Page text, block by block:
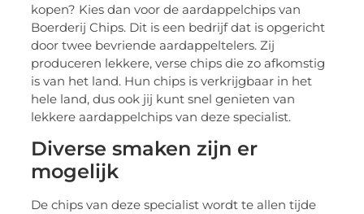
kopen? Kies dan voor de aardappelchips van
Boerderij Chips. Dit is een bedrijf dat is opgericht
door twee bevriende aardappeltelers. Zij
produceren lekkere, verse chips die zo afkomstig
is van het land. Hun chips is verkrijgbaar in het
hele land, dus ook jij kunt snel genieten van
lekkere aardappelchips van deze specialist.
Diverse smaken zijn er
mogelijk
De chips van deze specialist wordt te allen tijde